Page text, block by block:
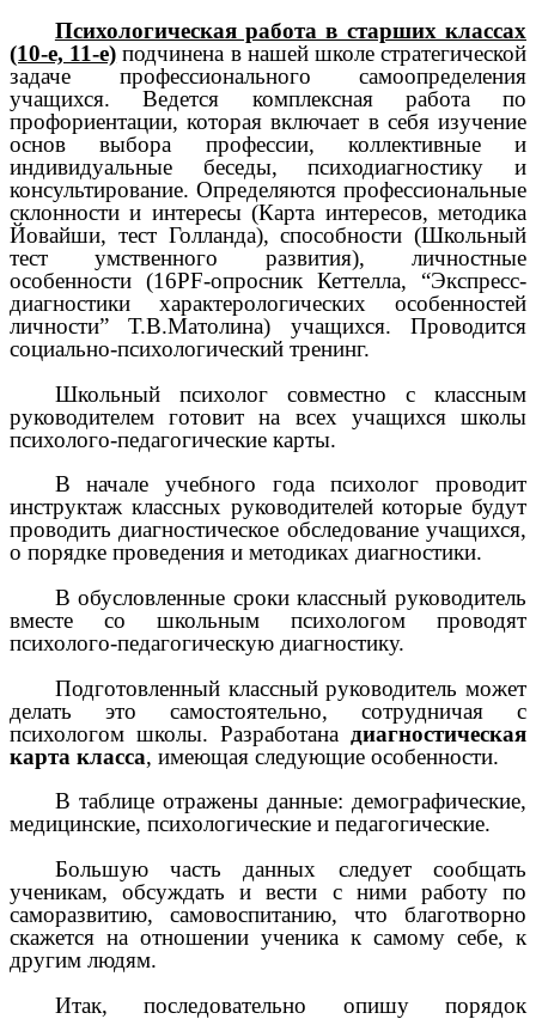
Психологическая работа в старших классах
(10-е, 11-е) подчинена в нашей школе стратегической
задаче профессионального самоопределения
учащихся. Ведется комплексная работа по
профориентации, которая включает в себя изучение
основ выбора профессии, коллективные и
индивидуальные беседы, психодиагностику и
консультирование. Определяются профессиональные
склонности и интересы (Карта интересов, методика
Йовайши, тест Голланда), способности (Школьный
тест умственного развития), личностные
особенности (16PF-опросник Кеттелла, “Экспресс-
диагностики характерологических особенностей
личности” Т.В.Матолина) учащихся. Проводится
социально-психологический тренинг.
Школьный психолог совместно с классным
руководителем готовит на всех учащихся школы
психолого-педагогические карты.
В начале учебного года психолог проводит
инструктаж классных руководителей которые будут
проводить диагностическое обследование учащихся,
о порядке проведения и методиках диагностики.
В обусловленные сроки классный руководитель
вместе со школьным психологом проводят
психолого-педагогическую диагностику.
Подготовленный классный руководитель может
делать это самостоятельно, сотрудничая с
психологом школы. Разработана диагностическая
карта класса, имеющая следующие особенности.
В таблице отражены данные: демографические,
медицинские, психологические и педагогические.
Большую часть данных следует сообщать
ученикам, обсуждать и вести с ними работу по
саморазвитию, самовоспитанию, что благотворно
скажется на отношении ученика к самому себе, к
другим людям.
Итак, последовательно опишу порядок